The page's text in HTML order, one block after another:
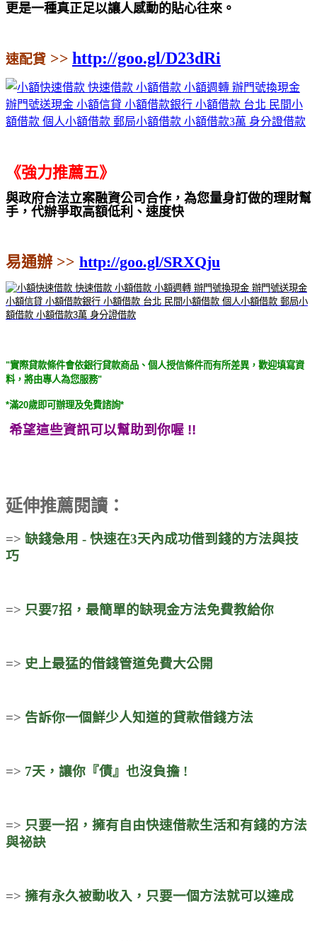
更是一種真正足以讓人感動的貼心往來。
速配貸 >> http://goo.gl/D23dRi
《強力推薦五》
與政府合法立案融資公司合作，為您量身訂做的理財幫
手，代辦爭取高額低利、速度快
易通辦 >> http://goo.gl/SRXQju
"實際貸款條件會依銀行貸款商品、個人授信條件而有所差異，歡迎填寫資
料，將由專人為您服務"
*滿20歲即可辦理及免費諮詢*
希望這些資訊可以幫助到你喔 !!
延伸推薦閱讀：
=> 缺錢急用 - 快速在3天內成功借到錢的方法與技
巧
=> 只要7招，最簡單的缺現金方法免費教給你
=> 史上最猛的借錢管道免費大公開
=> 告訴你一個鮮少人知道的貸款借錢方法
=> 7天，讓你『債』也沒負擔 !
=> 只要一招，擁有自由快速借款生活和有錢的方法
與祕訣
=> 擁有永久被動收入，只要一個方法就可以達成